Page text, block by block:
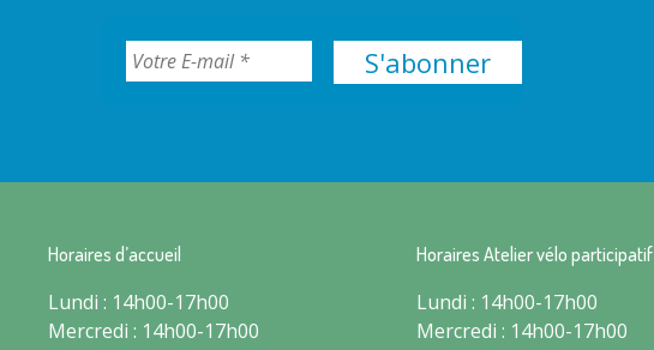
Horaires d’accueil
Lundi : 14h00-17h00
Mercredi : 14h00-17h00
Horaires Atelier vélo participatif
Lundi : 14h00-17h00
Mercredi : 14h00-17h00